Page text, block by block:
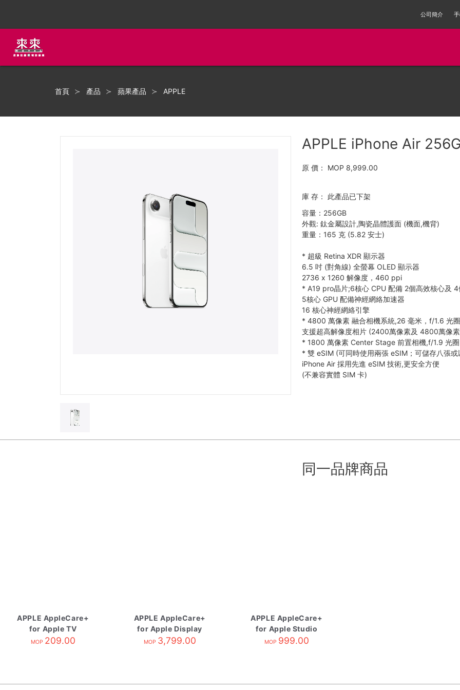
公司簡介
首頁 產品 蘋果產品 APPLE
APPLE iPhone Air
原 價： MOP 8,999.00
庫 存：
此產品已下架
容量：256GB
外觀: 鈦金屬設計,陶瓷晶體護面 (機面,機背)
重量：165 克 (5.82 安士)
* 超級 Retina XDR 顯示器
6.5 吋 (對角線) 全螢幕 OLED 顯示器
2736 x 1260 解像度，460 ppi
* A19 pro晶片;6核心 CPU 配備 2個高效核心及 4
5核心 GPU 配備神經網絡加速器
16 核心神經網絡引擎
* 4800 萬像素 融合相機系統,26 毫米，f/1.6 光圈
支援超高解像度相片 (2400萬像素及 4800萬像
* 1800 萬像素 Center Stage 前置相機,f/1.9 光圈
* 雙 eSIM (可同時使用兩張 eSIM；可儲存八張或
iPhone Air 採用先進 eSIM 技術,更安全方便
(不兼容實體 SIM 卡)
同一品牌商品
APPLE AppleCare+
for Apple TV
MOP 209.00
APPLE AppleCare+
for Apple Display
MOP 3,799.00
APPLE AppleCare+
for Apple Studio
Display
MOP 999.00